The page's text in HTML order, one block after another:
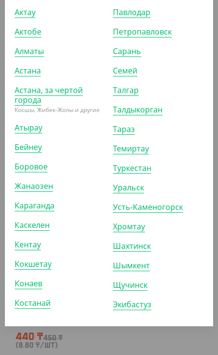
УП (6)
ПОХОЖИЕ ТОВАРЫ
АРТ. 13404041
1 100₸
(11
440 ₸450₸
(8.80 ₸/ШТ)
Актау
Актобе
Алматы
Астана
Астана, за чертой
города
Косшы, Жибек-Жолы и другие
Атырау
Бейнеу
Боровое
Жанаозен
Караганда
Каскелен
Кентау
Кокшетау
Конаев
Костанай
Павлодар
Петропавловск
Сарань
Семей
Талгар
Талдыкорган
Тараз
Темиртау
Туркестан
Уральск
Усть-Каменогорск
Хромтау
Шахтинск
Шымкент
Щучинск
Экибастуз